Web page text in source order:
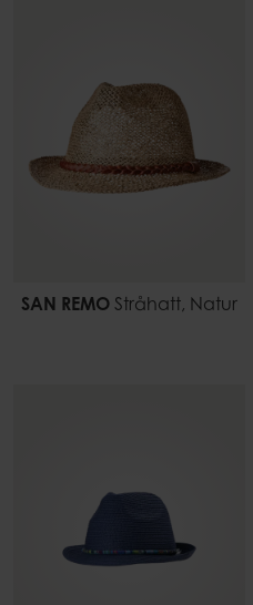
SAN REMOStråhatt, Natur